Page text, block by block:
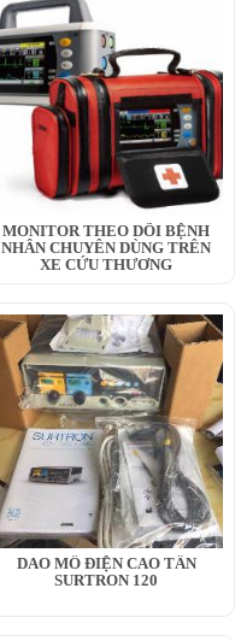
MONITOR THEO DÕI BỆNH
NHÂN CHUYÊN DÙNG TRÊN
XE CỨU THƯƠNG
DAO MỔ ĐIỆN CAO TẦN
SURTRON 120